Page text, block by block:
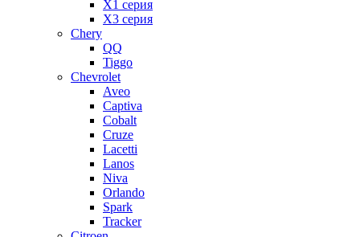
X1 серия
X3 серия
Chery
QQ
Tiggo
Chevrolet
Aveo
Captiva
Cobalt
Cruze
Lacetti
Lanos
Niva
Orlando
Spark
Tracker